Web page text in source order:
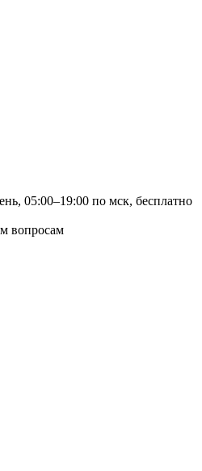
05:00–19:00 по мск, бесплатно
вопросам